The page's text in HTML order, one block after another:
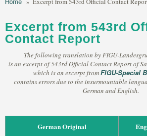
Excerpt from 543rd
Contact Report
The following translation by FIGU-
is an excerpt of 543rd Official Contact Report of
which is an excerpt fromFIGU-Special
contains errors due to the insurmountable
German and English.
German Original